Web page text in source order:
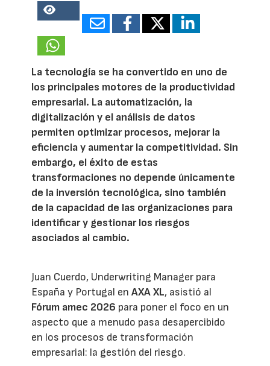
14817
La tecnología se ha convertido en uno de
los principales motores de la productividad
empresarial. La automatización, la
digitalización y el análisis de datos
permiten optimizar procesos, mejorar la
eficiencia y aumentar la competitividad. Sin
embargo, el éxito de estas
transformaciones no depende únicamente
de la inversión tecnológica, sino también
de la capacidad de las organizaciones para
identificar y gestionar los riesgos
asociados al cambio.
Juan Cuerdo, Underwriting Manager para
España y Portugal enAXA XL, asistió al
Fórum amec 2026 para poner el foco en un
aspecto que a menudo pasa desapercibido
en los procesos de transformación
empresarial: la gestión del riesgo.